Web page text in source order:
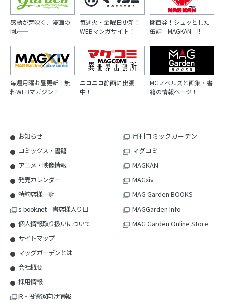
感動が芽吹く、漫画の
園――。
毎週火・金曜日更新！
WEBマンガサイト！
関西発！シュッとした
缶詰「MAGKAN」!!
毎週月曜お昼更新！無
料WEBマガジン！
ニコニコ静画に出張
中！
MGノベルズと画集・書
籍の情報ページ！
お知らせ
コミックス・書籍
アニメ・映像情報
発売カレンダー
特約店様一覧
s-book.net 書店様入り口
個人情報取り扱いについて
サイトマップ
マッグガーデンとは
会社概要
採用情報
IR・投資家向け情報
月刊コミックガーデン
マグコミ
MAGKAN
MAGxiv
MAG Garden BOOKS
MAGGarden Info
MAG Garden Online Store